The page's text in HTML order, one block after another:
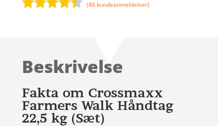
på
mmelser
(86 kundeanmeldelser)
Beskrivelse
Fakta om Crossmaxx
Farmers Walk Håndtag
22,5 kg (Sæt)